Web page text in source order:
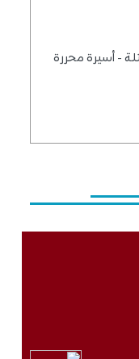
- أسيرة محررة